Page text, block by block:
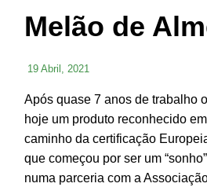
Melão de
19 Abril, 2021
Após quase 7 anos de trabalho
hoje um produto reconhecido
caminho da certificação
que começou por ser um
numa parceria com a